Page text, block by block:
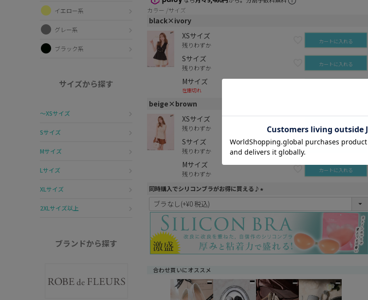
イエロー系
グレー系
ブラック系
サイズから探す
〜XSサイズ
Sサイズ
Mサイズ
Lサイズ
XLサイズ
2XLサイズ以上
ブランドから探す
カラー
サイズ
black×ivory
XSサイズ
残りわずか カートに入れる
Sサイズ
残りわずか カートに入れる
Mサイズ
在庫切れ
beige×brown
XSサイズ
残りわずか
Sサイズ
残りわずか カートに入れる
Mサイズ
残りわずか カートに入れる
同時購入でシリコンブラがお得に買える♪
(
須
)
合わせ買いにオススメ